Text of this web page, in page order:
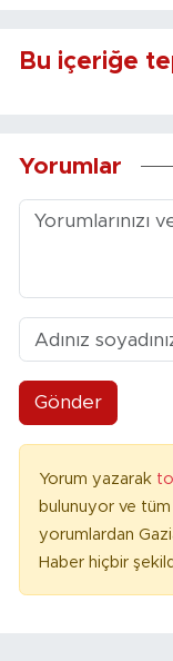
Bu içeriğe
Yorumlar
Gönder
Yorum yazarak
bulunuyor ve tüm
yorumlardan
Haber hiçbir